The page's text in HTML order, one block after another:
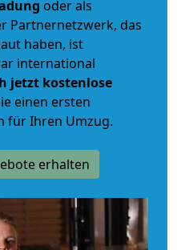
oder als
Partnernetzwerk, das
haben, ist
international
jetzt kostenlose
einen ersten
für Ihren Umzug.
erhalten